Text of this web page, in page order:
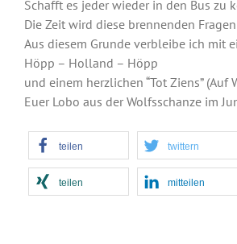
Schafft es jeder wieder in den Bus zu
Die Zeit wird diese brennenden
Aus diesem Grunde verbleibe ich mit
Höpp – Holland – Höpp
und einem herzlichen “Tot Ziens” (Auf
Euer Lobo aus der Wolfsschanze im
teilen twittern
teilen mitteilen